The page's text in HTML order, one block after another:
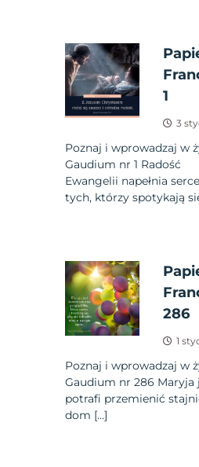
1
3
Poznaj i wprowadzaj w
Gaudium nr 1 Radość
Ewangelii napełnia
tych, którzy spotykają
286
1
Poznaj i wprowadzaj w
Gaudium nr 286 Maryja
potrafi przemienić
dom […]